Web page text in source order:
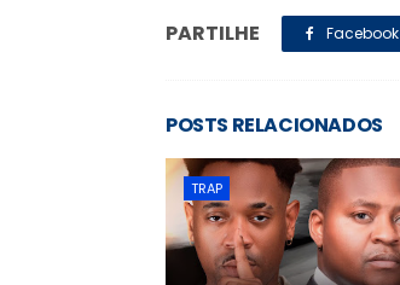
PARTILHE Facebook
POSTS RELACIONADOS
TRAP